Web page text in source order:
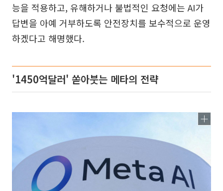
능을 적용하고, 유해하거나 불법적인 요청에는 AI가
답변을 아예 거부하도록 안전장치를 보수적으로 운영
하겠다고 해명했다.
'1450억달러' 쏟아붓는 메타의 전략